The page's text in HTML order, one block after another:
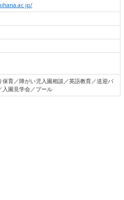
保育／障がい児入園相談／英語教育／送迎バ
入園見学会／プール